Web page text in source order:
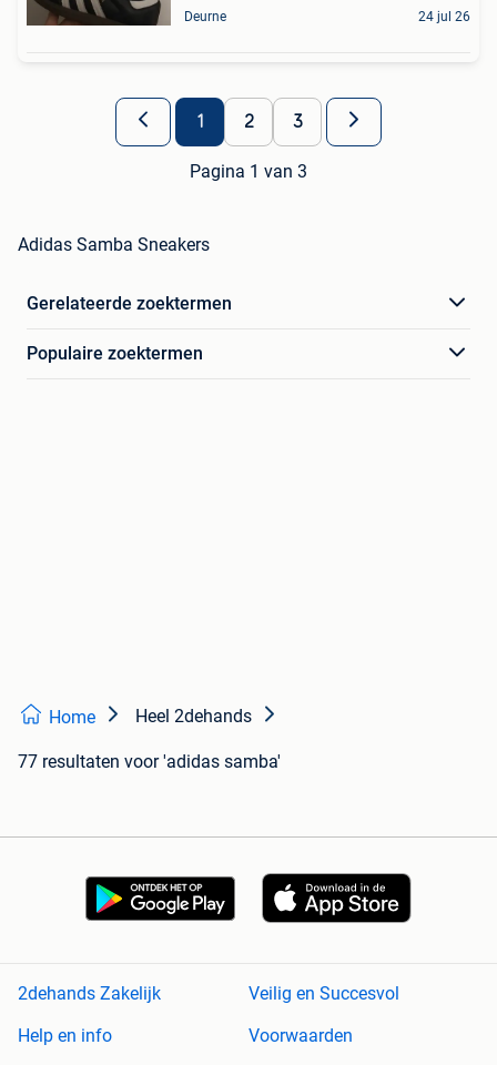
Deurne 24 jul 26
1 2 3
Pagina 1 van 3
Adidas Samba Sneakers
Gerelateerde zoektermen
Populaire zoektermen
Home Heel 2dehands
77 resultaten voor 'adidas samba'
2dehands Zakelijk
Veilig en Succesvol
Help en info
Voorwaarden